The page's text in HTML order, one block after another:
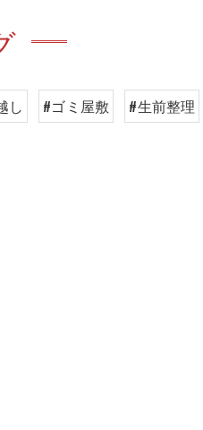
し #ゴミ屋敷 #生前整理